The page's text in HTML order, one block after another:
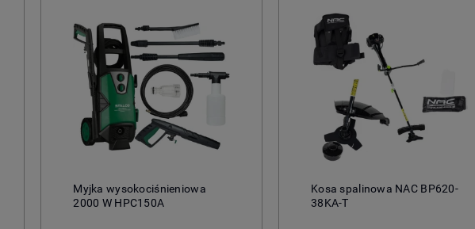
Myjka wysokociśnieniowa
2000 W HPC150A
Kosa spalinowa NAC BP620-
38KA-T